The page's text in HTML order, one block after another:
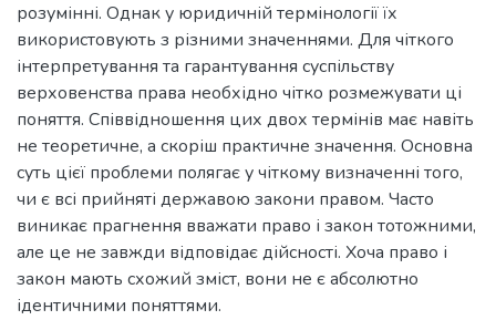
розумінні. Однак у юридичній термінології їх
використовують з різними значеннями. Для чіткого
інтерпретування та гарантування суспільству
верховенства права необхідно чітко розмежувати ці
поняття. Співвідношення цих двох термінів має навіть
не теоретичне, а скоріш практичне значення. Основна
суть цієї проблеми полягає у чіткому визначенні того,
чи є всі прийняті державою закони правом. Часто
виникає прагнення вважати право і закон тотожними,
але це не завжди відповідає дійсності. Хоча право і
закон мають схожий зміст, вони не є абсолютно
ідентичними поняттями.